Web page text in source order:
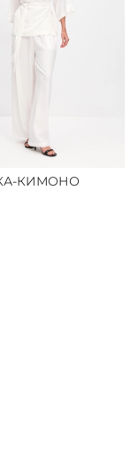
КИМОНО